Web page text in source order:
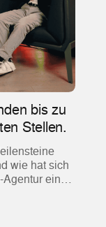
bis zu
Stellen.
wie hat sich
einer